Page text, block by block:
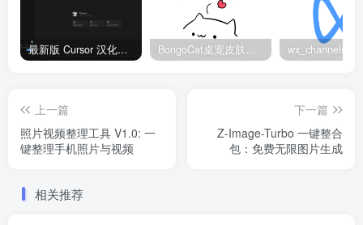
最新版 Cursor 汉化设置中文教程（两种简单方法，附中文语言包下载） BongoCat桌宠皮肤包大全：20款主题皮肤免费下载
上一篇
照片视频整理工具 V1.0: 一
键整理手机照片与视频
下一篇
Z-Image-Turbo 一键整合
包：免费无限图片生成
相关推荐